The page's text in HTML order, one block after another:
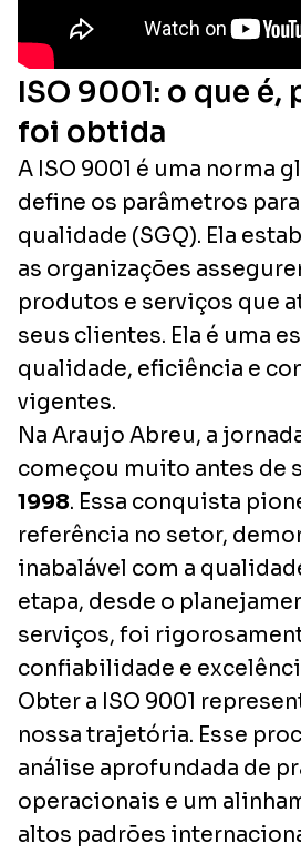
ISO 9001: o que é,
foi obtida
A ISO 9001 é uma norma
define os parâmetros
qualidade (SGQ). Ela
as organizações
produtos e serviços que
seus clientes. Ela é uma
qualidade, eficiência e
vigentes.
Na Araujo Abreu, a
começou muito antes de
1998. Essa conquista
referência no setor,
inabalável com a
etapa, desde o
serviços, foi
confiabilidade e
Obter a ISO 9001
nossa trajetória. Esse
análise aprofundada de
operacionais e um
altos padrões